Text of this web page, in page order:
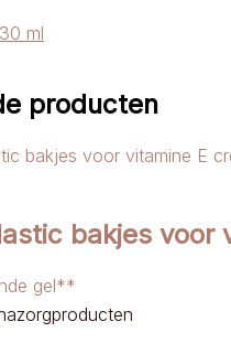
30 ml
producten
bakjes voor